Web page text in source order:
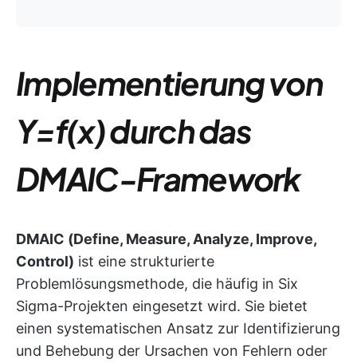
Implementierung von
Y=f(x) durch das
DMAIC-Framework
DMAIC (Define, Measure, Analyze, Improve,
Control) ist eine strukturierte
Problemlösungsmethode, die häufig in Six
Sigma-Projekten eingesetzt wird. Sie bietet
einen systematischen Ansatz zur Identifizierung
und Behebung der Ursachen von Fehlern oder